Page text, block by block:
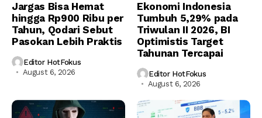
Jargas Bisa Hemat
hingga Rp900 Ribu per
Tahun, Qodari Sebut
Pasokan Lebih Praktis
Editor HotFokus
August 6, 2026
Ekonomi Indonesia
Tumbuh 5,29% pada
Triwulan II 2026, BI
Optimistis Target
Tahunan Tercapai
Editor HotFokus
August 6, 2026